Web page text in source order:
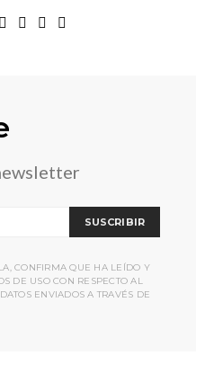
SUSCRIBIR
CONFIRMA QUE HA LEÍDO Y
DE USO CON RESPECTO AL
ENVIADOS A TRAVÉS DE